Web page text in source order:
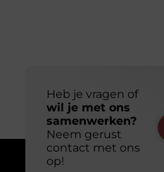
Heb je vragen of
wil je met ons
samenwerken?
Neem gerust
contact met ons
op!